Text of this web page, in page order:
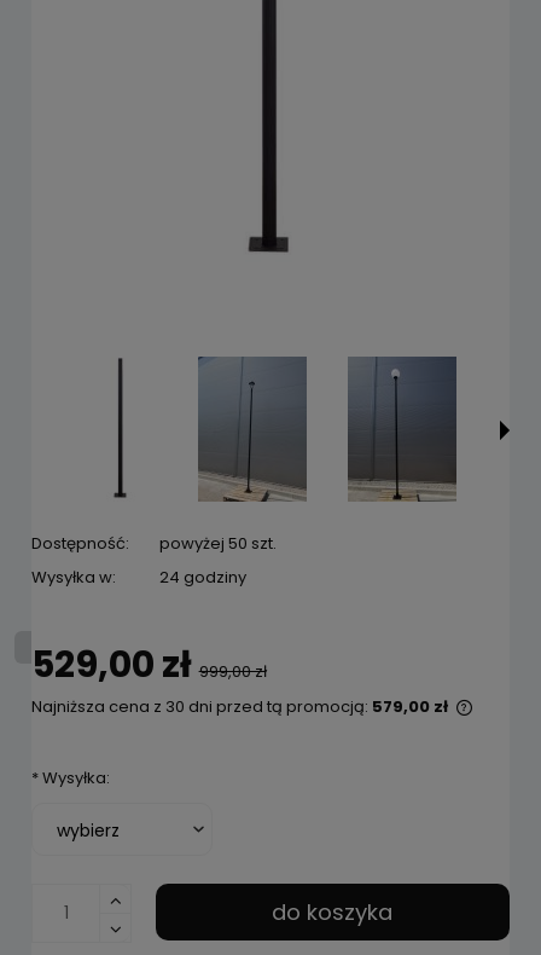
Dostępność:
powyżej 50 szt.
Wysyłka w:
24 godziny
529,00 zł 999,00 zł
Najniższa cena z 30 dni przed tą promocją: 579,00 zł
*Wysyłka:
do koszyka